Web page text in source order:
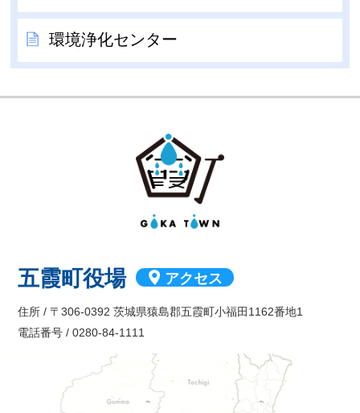
環境浄化センター
五霞町役場 アクセス
住所 / 〒306-0392 茨城県猿島郡五霞町小福田1162番地1
電話番号 / 0280-84-1111